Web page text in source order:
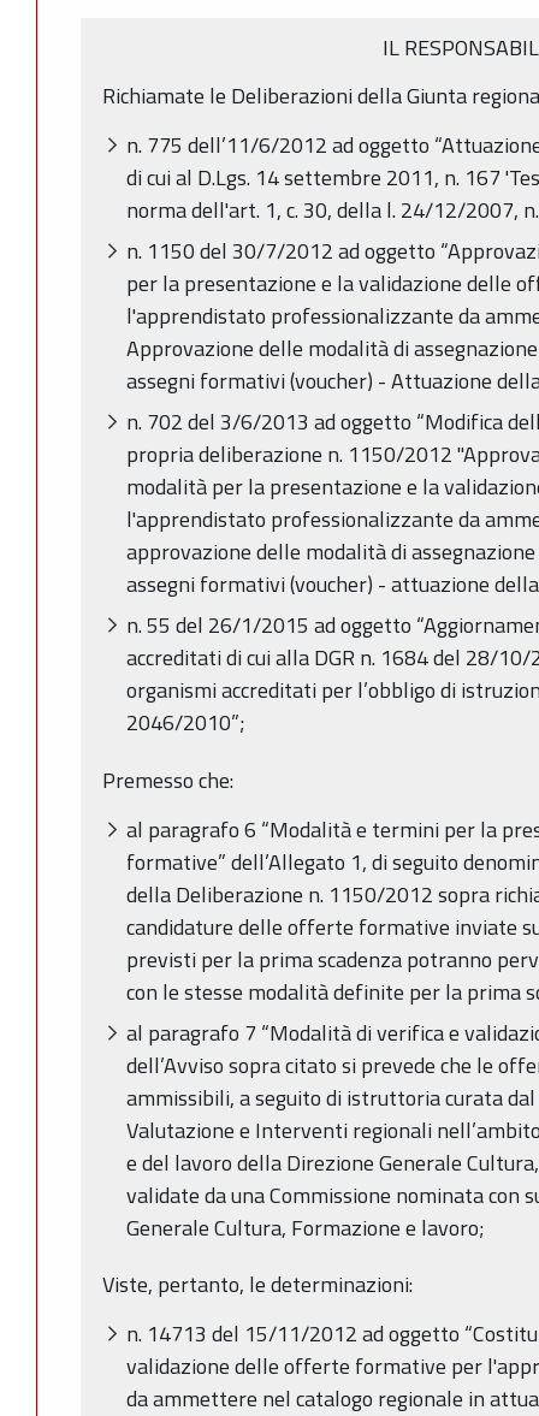
IL
Richiamate le Deliberazioni della Giunta
n. 775 dell’11/6/2012 ad oggetto
di cui al D.Lgs. 14 settembre 2011, n. 167
norma dell'art. 1, c. 30, della l. 24/12/2007, n.
n. 1150 del 30/7/2012 ad oggetto
per la presentazione e la validazione delle
l'apprendistato professionalizzante da
Approvazione delle modalità di
assegni formativi (voucher) - Attuazione
n. 702 del 3/6/2013 ad oggetto “Modifica
propria deliberazione n. 1150/2012
modalità per la presentazione e la
l'apprendistato professionalizzante da
approvazione delle modalità di
assegni formativi (voucher) - attuazione
n. 55 del 26/1/2015 ad oggetto
accreditati di cui alla DGR n. 1684 del 28/10/
organismi accreditati per l’obbligo di
2046/2010”;
Premesso che:
al paragrafo 6 “Modalità e termini per la
formative” dell’Allegato 1, di seguito
della Deliberazione n. 1150/2012 sopra
candidature delle offerte formative inviate
previsti per la prima scadenza potranno
con le stesse modalità definite per la prima
al paragrafo 7 “Modalità di verifica e
dell’Avviso sopra citato si prevede che le
ammissibili, a seguito di istruttoria curata
Valutazione e Interventi regionali
e del lavoro della Direzione Generale
validate da una Commissione nominata con
Generale Cultura, Formazione e lavoro;
Viste, pertanto, le determinazioni:
n. 14713 del 15/11/2012 ad oggetto
validazione delle offerte formative per
da ammettere nel catalogo regionale in